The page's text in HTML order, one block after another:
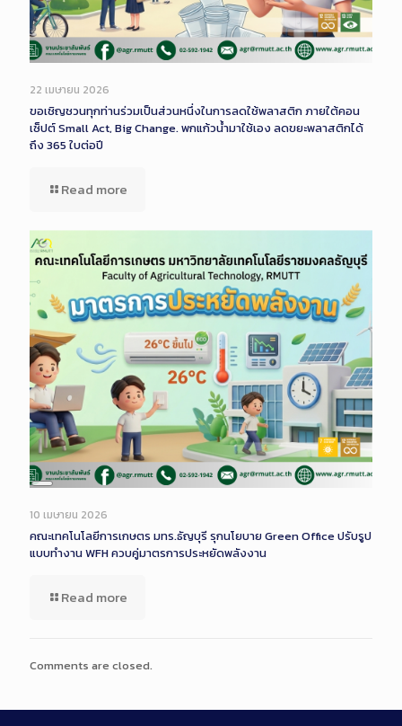
22 เมษายน 2026
ขอเชิญชวนทุกท่านร่วมเป็นส่วนหนึ่งในการลดใช้พลาสติก ภายใต้คอน
เซ็ปต์ Small Act, Big Change. พกแก้วน้ำมาใช้เอง ลดขยะพลาสติกได้
ถึง 365 ใบต่อปี
Read more
Long
Description
10 เมษายน 2026
คณะเทคโนโลยีการเกษตร มทร.ธัญบุรี รุกนโยบาย Green Office ปรับรูป
แบบทำงาน WFH ควบคู่มาตรการประหยัดพลังงาน
Read more
Comments are closed.